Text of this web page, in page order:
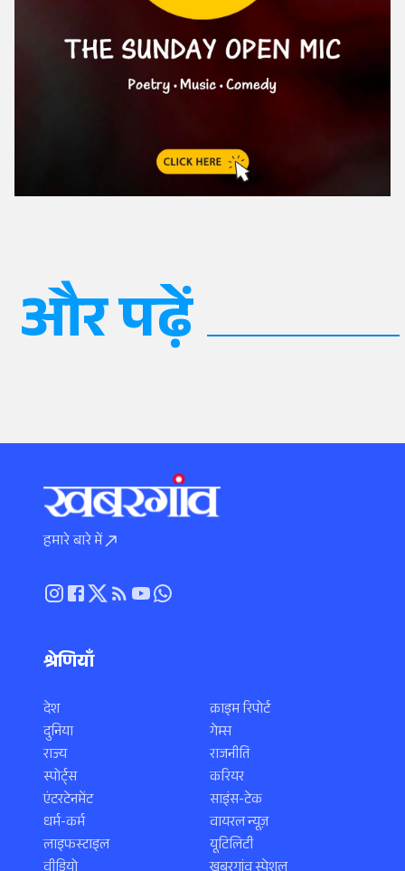
और पढ़ें
हमारे बारे में
श्रेणियाँ
देश
दुनिया
राज्य
स्पोर्ट्स
एंटरटेनमेंट
धर्म-कर्म
लाइफस्टाइल
क्राइम रिपोर्ट
गेम्स
राजनीति
करियर
साइंस-टेक
वायरल न्यूज़
यूटिलिटी